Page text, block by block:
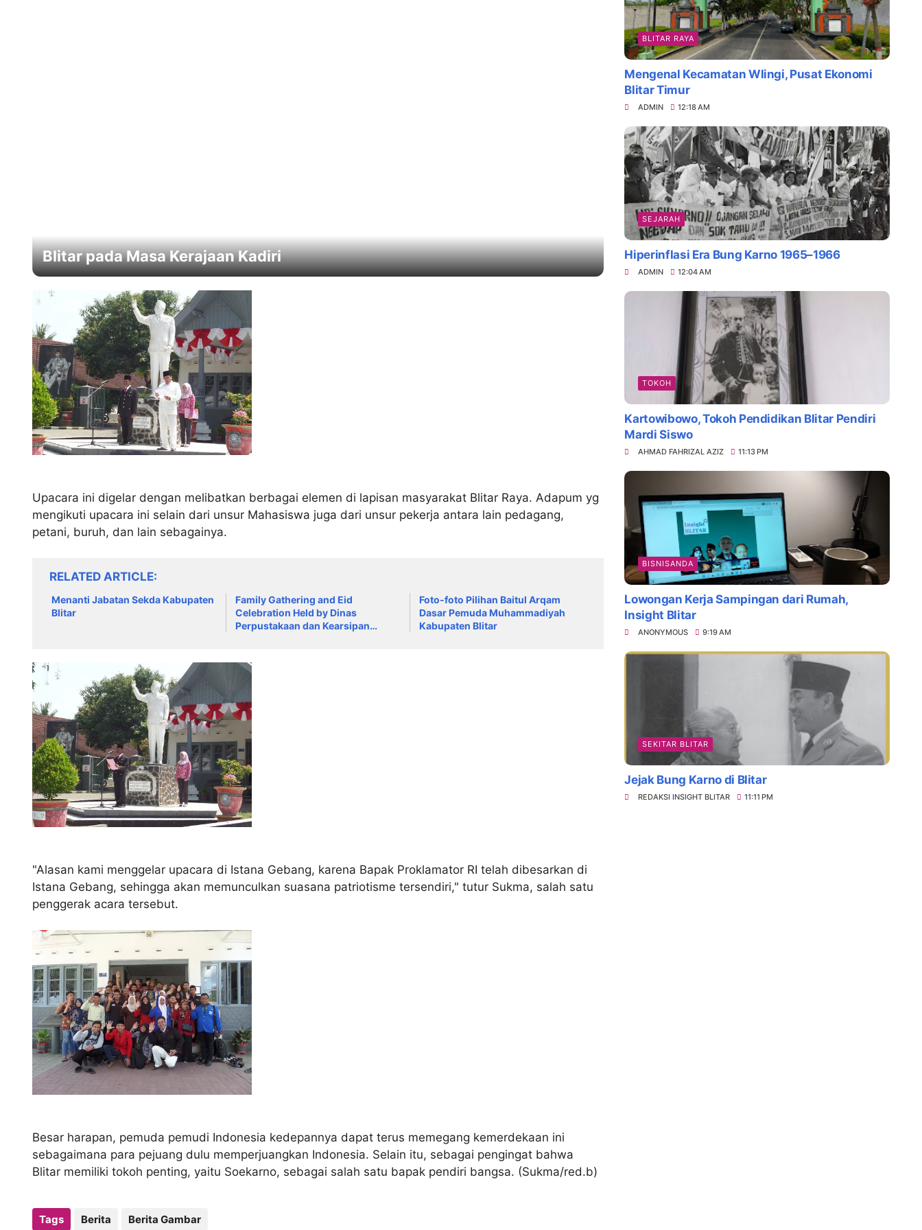
Blitar pada Masa Kerajaan Kadiri Daya Tarik Es Drop Blitar, Kuliner
Upacara ini digelar dengan melibatkan berbagai elemen di lapisan masyarakat Blitar Raya. Adapum yg
mengikuti upacara ini selain dari unsur Mahasiswa juga dari unsur pekerja antara lain pedagang,
petani, buruh, dan lain sebagainya.
RELATED ARTICLE
Menanti Jabatan Sekda Kabupaten
Blitar
Family Gathering and Eid
Celebration Held by Dinas
Perpustakaan dan Kearsipan
Foto-foto Pilihan Baitul Arqam
Dasar Pemuda Muhammadiyah
Kabupaten Blitar
"Alasan kami menggelar upacara di Istana Gebang, karena Bapak Proklamator RI telah dibesarkan di
Istana Gebang, sehingga akan memunculkan suasana patriotisme tersendiri," tutur Sukma, salah satu
penggerak acara tersebut.
Besar harapan, pemuda pemudi Indonesia kedepannya dapat terus memegang kemerdekaan ini
sebagaimana para pejuang dulu memperjuangkan Indonesia. Selain itu, sebagai pengingat bahwa
Blitar memiliki tokoh penting, yaitu Soekarno, sebagai salah satu bapak pendiri bangsa. (Sukma/red.b)
Tags Berita Berita Gambar
BLITAR RAYA
Mengenal Kecamatan Wlingi, Pusat Ekonomi
Blitar Timur
ADMIN 12:18 AM
SEJARAH
Hiperinflasi Era Bung Karno 1965–1966
ADMIN 12:04 AM
TOKOH
Kartowibowo, Tokoh Pendidikan Blitar Pendiri
Mardi Siswo
AHMAD FAHRIZAL AZIZ 11:13 PM
BISNISANDA
Lowongan Kerja Sampingan dari Rumah,
Insight Blitar
ANONYMOUS 9:19 AM
SEKITAR BLITAR
Jejak Bung Karno di Blitar
REDAKSI INSIGHT BLITAR 11:11 PM